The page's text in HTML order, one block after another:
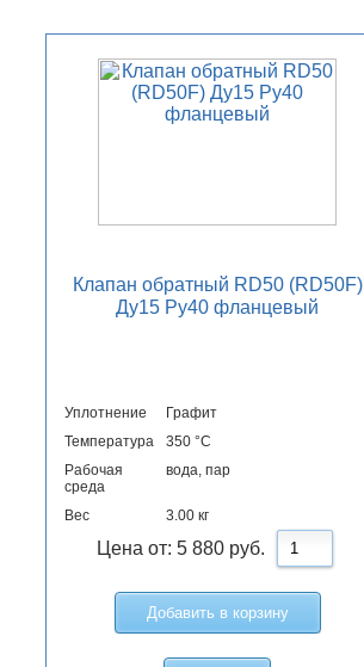
Клапан обратный RD50 (RD50F)
Ду15 Ру40 фланцевый
Уплотнение
Графит
Температура
350 °С
Рабочая
среда
вода, пар
Вес 3.00 кг
Цена от:5 880 руб.
Добавить в корзину